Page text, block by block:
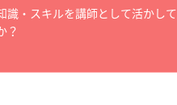
識・スキルを講師として活かして
？